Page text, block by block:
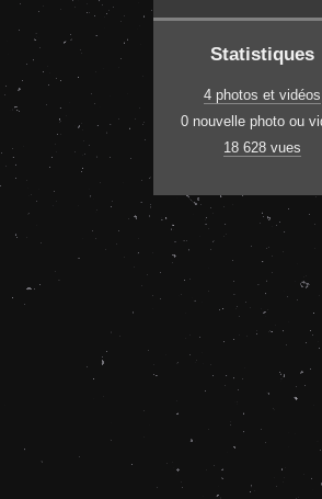
Statistiques
4 photos et vidéos
0 nouvelle photo ou
18 628 vues